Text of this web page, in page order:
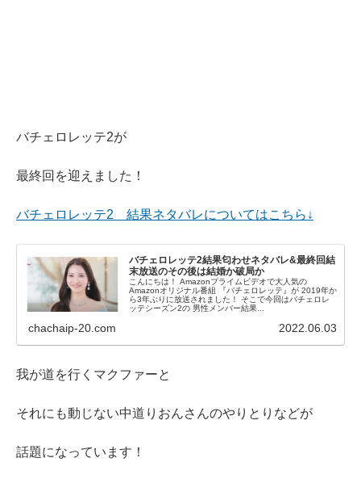
バチェロレッテ2が
最終回を迎えました！
バチェロレッテ2 結果ネタバレについてはこちら↓
バチェロレッテ2結果匂わせネタバレ&最終回結
末放送のその後は結婚か破局か
こんにちは！ Amazonプライムビデオで大人気の
Amazonオリジナル番組 『バチェロレッテ』が 2019年か
ら3年ぶりに放送されました！ そこで今回はバチェロレ
ッテシーズン2の 男性メンバー結果...
chachaip-20.com 2022.06.03
我が道を行くマクファーと
それにも動じない中道りおんさんのやりとりなどが
話題になっています！